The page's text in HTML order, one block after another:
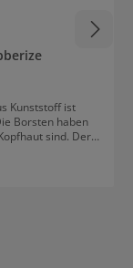
Kunststoff ist
Borsten haben
sind. Der
ist in vier